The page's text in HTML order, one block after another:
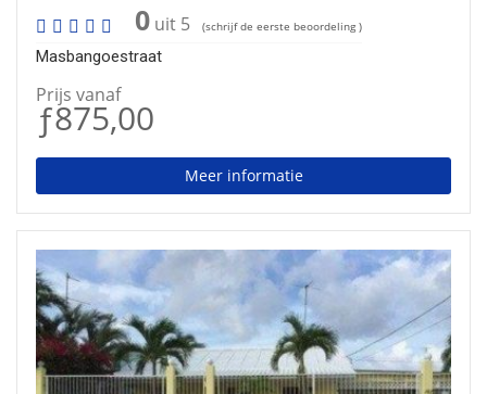
0 uit 5 (schrijf de eerste beoordeling )
Masbangoestraat
Prijs vanaf
ƒ875,00
Meer informatie